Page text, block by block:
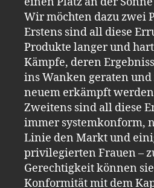
Wir möchten dazu zwei
Erstens sind all diese
Produkte langer und
Kämpfe, deren
ins Wanken geraten
neuem erkämpft
Zweitens sind all diese
immer systemkonform,
Linie den Markt und
privilegierten Frauen –
Gerechtigkeit können
Konformität mit dem